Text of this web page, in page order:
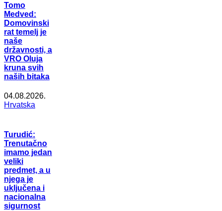
Tomo
Medved:
Domovinski
rat temelj je
naše
državnosti, a
VRO Oluja
kruna svih
naših bitaka
04.08.2026.
Hrvatska
Turudić:
Trenutačno
imamo jedan
veliki
predmet, a u
njega je
uključena i
nacionalna
sigurnost